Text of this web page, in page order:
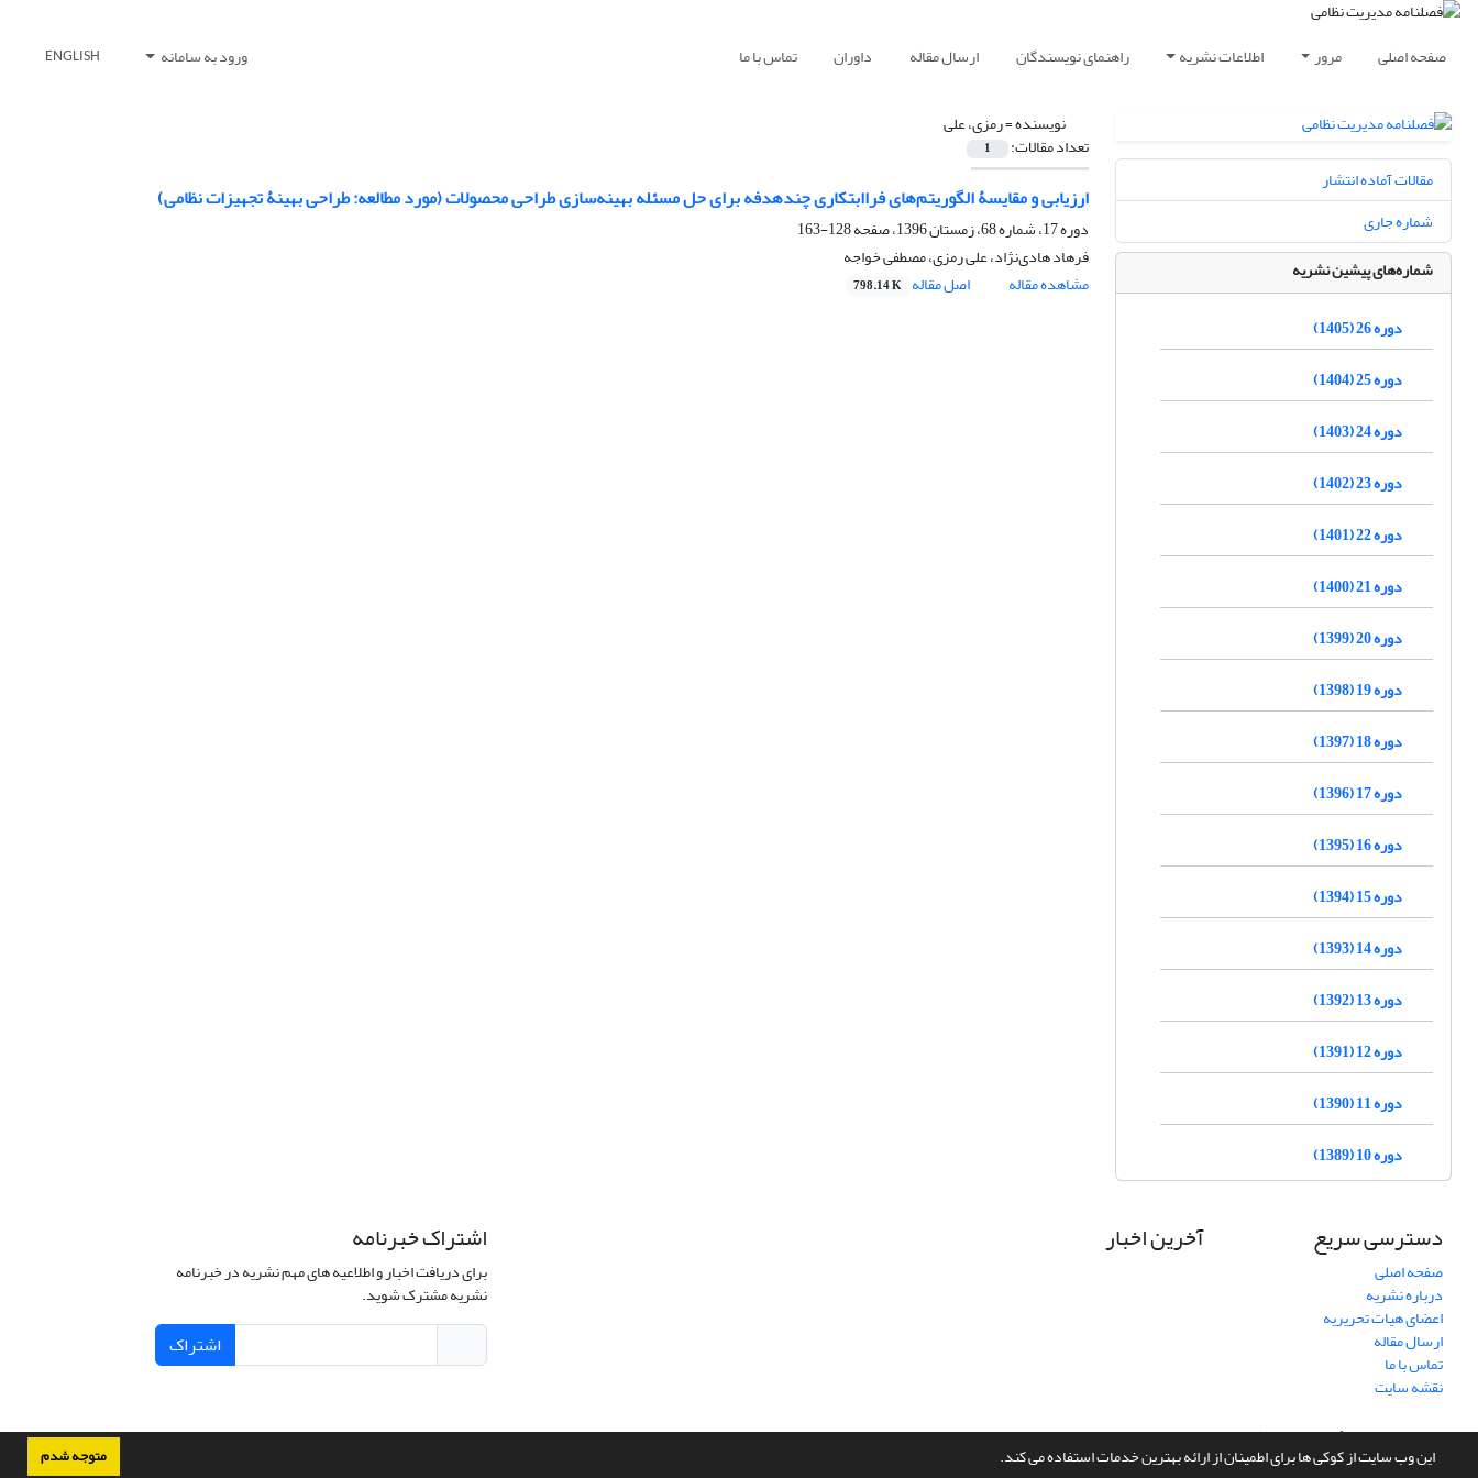
این وب سایت از کوکی ها برای اطمینان از ارائه بهترین خدمات استفاده می کند. متوجه شدم
صفحه اصلی مرور اطلاعات نشریه راهنمای نویسندگان ارسال مقاله داوران تماس با ما ورود به سامانه ENGLISH
نویسنده =رمزی، علی
تعداد مقالات: 1
ارزیابی و مقایسۀ الگوریتم‌های فراابتکاری چندهدفه برای حل مسئله بهینه‌سازی طراحی محصولات (مورد مطالعه: طراحی بهینۀ تجهیزات نظامی)
دوره 17، شماره 68، زمستان 1396، صفحه
128-163
فرهاد هادی‌نژاد، علی رمزی، مصطفی خواجه
مشاهده مقاله
اصل مقاله 798.14 K
مقالات آماده انتشار
شماره جاری
شماره‌های پیشین نشریه
دوره 26 (1405)
دوره 25 (1404)
دوره 24 (1403)
دوره 23 (1402)
دوره 22 (1401)
دوره 21 (1400)
دوره 20 (1399)
دوره 19 (1398)
دوره 18 (1397)
دوره 17 (1396)
دوره 16 (1395)
دوره 15 (1394)
دوره 14 (1393)
دوره 13 (1392)
دوره 12 (1391)
دوره 11 (1390)
دوره 10 (1389)
دسترسی سریع
صفحه اصلی
درباره نشریه
اعضای هیات تحریریه
ارسال مقاله
تماس با ما
نقشه سایت
آخرین اخبار اشتراک خبرنامه
برای دریافت اخبار و اطلاعیه های مهم نشریه در خبرنامه
نشریه مشترک شوید.
اشتراک
سامانه مدیریت نشریات علمی.طراحی و پیاده سازی ازسیناوب